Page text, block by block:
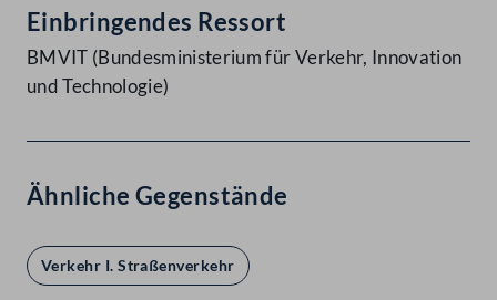
Einbringendes Ressort
BMVIT (Bundesministerium für Verkehr, Innovation
und Technologie)
Ähnliche Gegenstände
Verkehr I. Straßenverkehr